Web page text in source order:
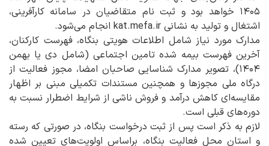
۱۴۰۵ خواهد بود و ثبت نام متقاضیان در سامانه کارآفرینی،
اشتغال و تولید به نشانی kat.mefa.ir انجام می‌شود.
مدارک مورد نیاز شامل اطلاعات هویتی بنگاه، فهرست کارکنان،
آخرین فهرست بیمه شده تامین اجتماعی (شامل دی یا بهمن
۱۴۰۴)، تصویر مدارک شناسایی صاحبان امضا، مجوز فعالیت از
درگاه ملی مجوزها و همچنین مستندات تکمیلی مبنی بر اظهار
مقایسه‌ای کاهش درآمد و فروش ناشی از شرایط اضطرار نسبت به
دوره‌های قبلی است.
لازم به ذکر است پس از ثبت درخواست بنگاه، در صورتی که رسته
و استان محل فعالیت بنگاه، براساس اولویت‌های تعیین شده